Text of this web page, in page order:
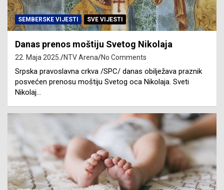
SEMBERSKE VIJESTI SVE VIJESTI
Danas prenos moštiju Svetog Nikolaja
22. Maja 2025. NTV Arena No Comments
Srpska pravoslavna crkva /SPC/ danas obilježava praznik
posvećen prenosu moštiju Svetog oca Nikolaja. Sveti
Nikolaj…